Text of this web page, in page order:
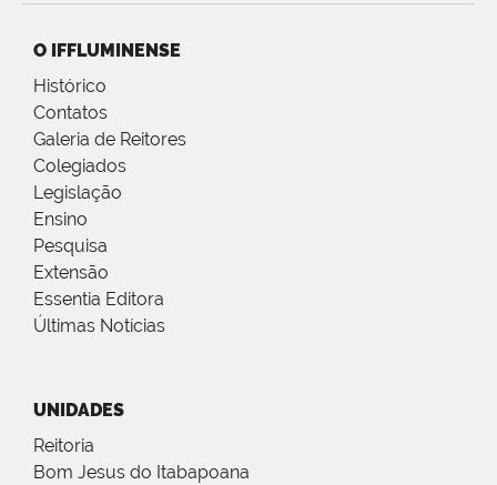
O IFFLUMINENSE
Histórico
Contatos
Galeria de Reitores
Colegiados
Legislação
Ensino
Pesquisa
Extensão
Essentia Editora
Últimas Notícias
UNIDADES
Reitoria
Bom Jesus do Itabapoana